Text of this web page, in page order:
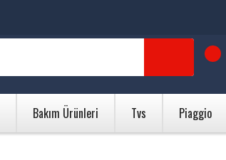
Bakım Ürünleri Tvs Piaggio